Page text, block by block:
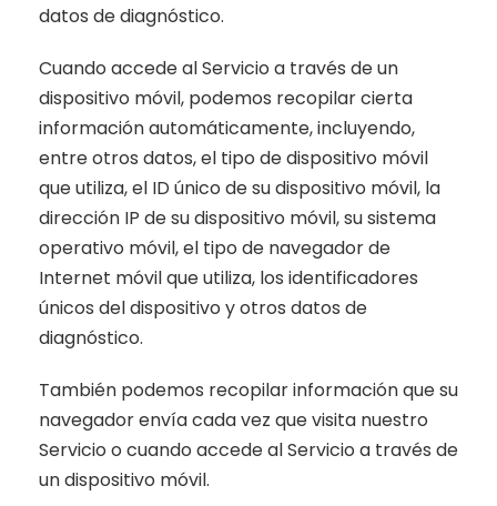
datos de diagnóstico.
Cuando accede al Servicio a través de un
dispositivo móvil, podemos recopilar cierta
información automáticamente, incluyendo,
entre otros datos, el tipo de dispositivo móvil
que utiliza, el ID único de su dispositivo móvil, la
dirección IP de su dispositivo móvil, su sistema
operativo móvil, el tipo de navegador de
Internet móvil que utiliza, los identificadores
únicos del dispositivo y otros datos de
diagnóstico.
También podemos recopilar información que su
navegador envía cada vez que visita nuestro
Servicio o cuando accede al Servicio a través de
un dispositivo móvil.